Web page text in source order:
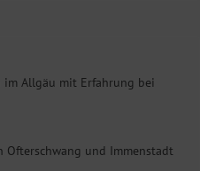
im Allgäu mit Erfahrung bei
Ofterschwang und Immenstadt